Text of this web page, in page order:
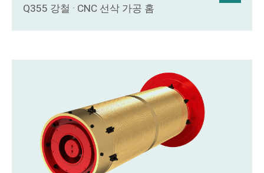
Q355 강철 · CNC 선삭 가공 홈
CNC 가공 로프 홈, 콤팩트한 구조, 오프셋
방지 설계, 초음파 용접 검사 및 열처리된